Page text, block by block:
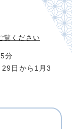
覧ください
分
日から1月3